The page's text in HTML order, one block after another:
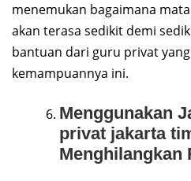
menemukan bagaimana
akan terasa sedikit demi
bantuan dari guru privat
kemampuannya ini.
Menggunakan
privat jakarta
Menghilangkan